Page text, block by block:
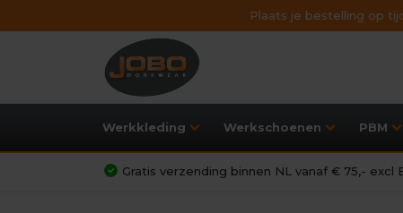
Plaats je bestelling op
Werkkleding Werkschoenen PBM
Gratis verzending binnen NL vanaf € 75,- excl